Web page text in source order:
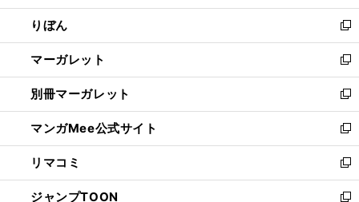
開
く
ウ
で
開
く
ン
ド
ウ
で
開
く
ウ
ィ
ン
ド
ウ
で
開
く
りぼん
新
し
い
ウ
ィ
ン
ド
ウ
で
開
く
マーガレット
新
し
い
ウ
ィ
ン
ド
ウ
で
別冊マーガレット
新
し
い
ウ
ィ
ン
ド
マンガMee公式サイト
新
し
い
ウ
ィ
リマコミ
新
し
ジャンプTOON